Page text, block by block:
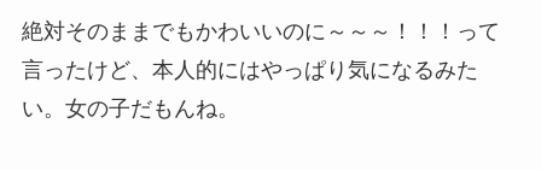
絶対そのままでもかわいいのに～～～！！！って
言ったけど、本人的にはやっぱり気になるみた
い。女の子だもんね。